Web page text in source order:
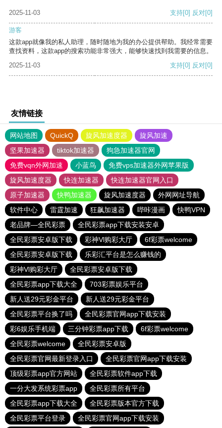
2025-11-03 支持[0] 反对[0]
游客
这款app就像我的私人助理，随时随地为我的办公提供帮助。我经常需要
查找资料，这款app的搜索功能非常强大，能够快速找到我需要的信息。
2025-11-03
支持[0] 反对[0]
友情链接
网站地图 QuickQ 旋风加速度器
旋风加速
坚果加速器
tiktok加速器
狗急加速器官网
免费vqn外网加速
小蓝鸟
免费vps加速器外网苹果版
旋风加速度器
快连加速器
快连加速器官网入口
原子加速器
快鸭加速器 旋风加速度器
外网网址导航
软件中心
雷霆加速 狂飙加速器 哔咔漫画
快鸭VPN
老品牌—全民彩票
全民彩票app下载安装安卓
全民彩票安卓版下载
彩神Vl购彩大厅
6f彩票welcome
全民彩票安卓版下载
乐彩汇平台是怎么赚钱的
彩神Vl购彩大厅
全民彩票安卓版下载
全民彩票app下载大全
703彩票娱乐平台
新人送29元彩金平台
新人送29元彩金平台
全民彩票平台换了吗
全民彩票官网app下载安装
彩6娱乐手机端
三分钟彩票app下载
6f彩票welcome
全民彩票welcome
全民彩票安卓版
全民彩票官网最新登录入口
全民彩票官网app下载安装
顶级彩票app官方网站
全民彩票软件app下载
一分大发系统彩票app
全民彩票所有平台
全民彩票app下载大全
全民彩票版本官方下载
全民彩票平台登录
全民彩票官网app下载安装